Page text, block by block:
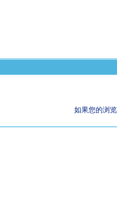
如果您的浏